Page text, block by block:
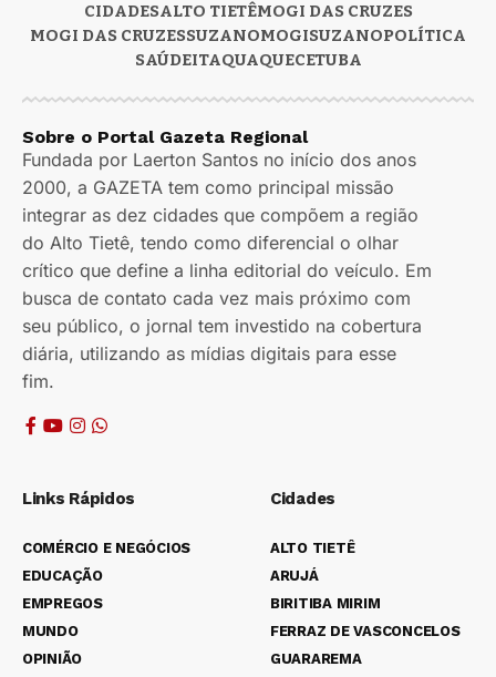
CIDADESALTO TIETÊMOGI DAS CRUZES
MOGI DAS CRUZESSUZANOMOGISUZANOPOLÍTICA
SAÚDEITAQUAQUECETUBA
Sobre o Portal Gazeta Regional
Fundada por Laerton Santos no início dos anos
2000, a GAZETA tem como principal missão
integrar as dez cidades que compõem a região
do Alto Tietê, tendo como diferencial o olhar
crítico que define a linha editorial do veículo. Em
busca de contato cada vez mais próximo com
seu público, o jornal tem investido na cobertura
diária, utilizando as mídias digitais para esse
fim.
Links Rápidos
COMÉRCIO E NEGÓCIOS
EDUCAÇÃO
EMPREGOS
MUNDO
OPINIÃO
Cidades
ALTO TIETÊ
ARUJÁ
BIRITIBA MIRIM
FERRAZ DE VASCONCELOS
GUARAREMA